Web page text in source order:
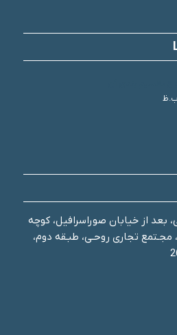
بعد از خیابان صوراسرافیل، کوچه
شهید اکبر روحی، پلاک 17، مجـتمع تجاری روحـی، طبـقه دوم،